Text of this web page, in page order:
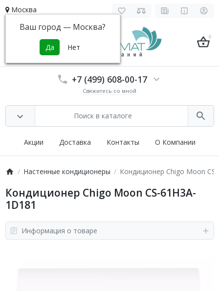
Москва
Ваш город — Москва?
0
+7 (499) 608-00-17
Свяжитесь со мной
Акции Доставка Контакты О Компании
Настенные кондиционеры Кондиционер Chigo Moon
Кондиционер Chigo Moon CS-61H3A-
1D181
Информация о товаре